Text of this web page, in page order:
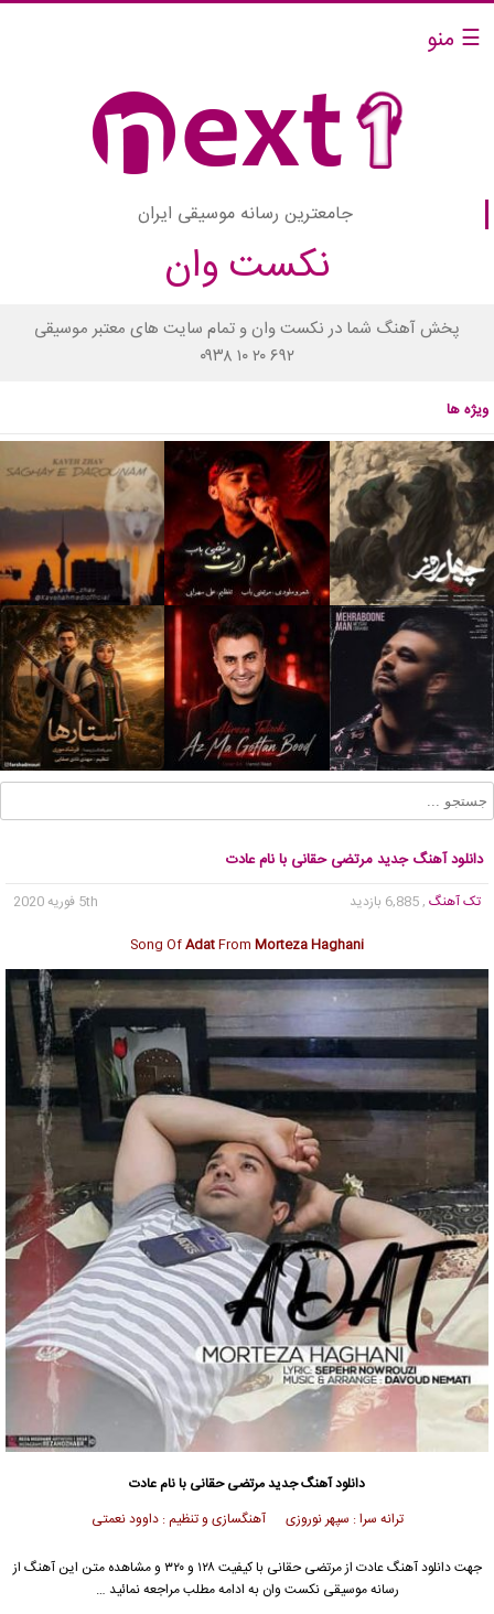
☰ منو
جامعترین رسانه موسیقی ایران
نکست وان
پخش آهنگ شما در نکست وان و تمام سایت های معتبر موسیقی
۰۹۳۸ ۱۰ ۲۰ ۶۹۲
ویژه ها
دانلود آهنگ جدید مرتضی حقانی با نام عادت
تک آهنگ , 6,885 بازدید
5th فوریه 2020
Song OfAdatFrom Morteza Haghani
دانلود آهنگ جدیدمرتضی حقانی با نام عادت
ترانه سرا : سپهر نوروزی آهنگسازی و تنظیم : داوود نعمتی
جهت دانلود آهنگ عادت از مرتضی حقانی با کیفیت ۱۲۸ و ۳۲۰ و مشاهده متن این آهنگ از
رسانه موسیقی نکست وان به ادامه مطلب مراجعه نمائید …